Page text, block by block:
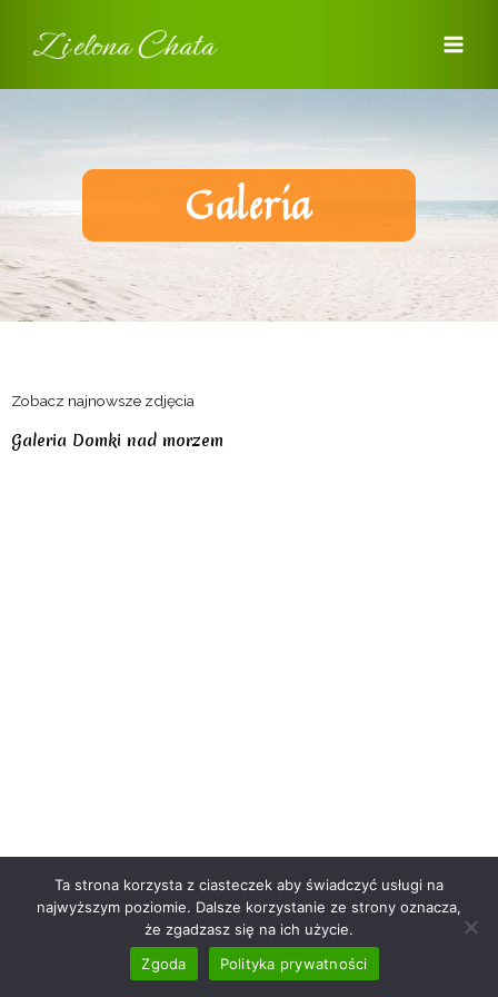
treści
Galeria
Zobacz najnowsze zdjęcia
Galeria Domki nad morzem
Copyright © 2026 Zielonachata
Wykonanie:Projektowanie Stron- Netidea.pl
Ta strona korzysta z ciasteczek aby świadczyć usługi na
najwyższym poziomie. Dalsze korzystanie ze strony oznacza,
że zgadzasz się na ich użycie.
Zgoda
Polityka prywatności